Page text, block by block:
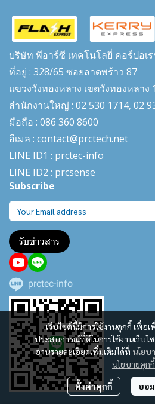
เว็บไซต์นี้มีการใช้งานคุกกี้ เพื่อ
ประสบการณ์ที่ดีในการใช้งานเว็บไ
อ่านรายละเอียดเพิ่มเติมได้ที่ นโยบ
นโยบายคุกกี้
ตั้งค่าคุกกี้ ยอ
บริษัท พีอาร์ซี เทคโนโลยี่ คอร์ปอเ
ที่อยู่ : 328/65 ซอยลาดพร้าว 87
แขวงวังทองหลาง เขตวังทองหลาง
สำนักงานใหญ่ : 02 530 1714, 02
มือถือ : 086 360 8600
อีเมล : contact@prctech.net
LINE ID1 : prctec-info
LINE ID2 : prcsense
Subscribe
รับข่าวสาร
prctec-info